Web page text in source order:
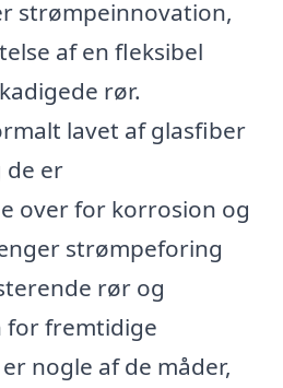
strømpeinnovation,
af en fleksibel
rør.
lavet af glasfiber
de er
over for korrosion og
strømpeforing
rør og
for fremtidige
nogle af de måder,